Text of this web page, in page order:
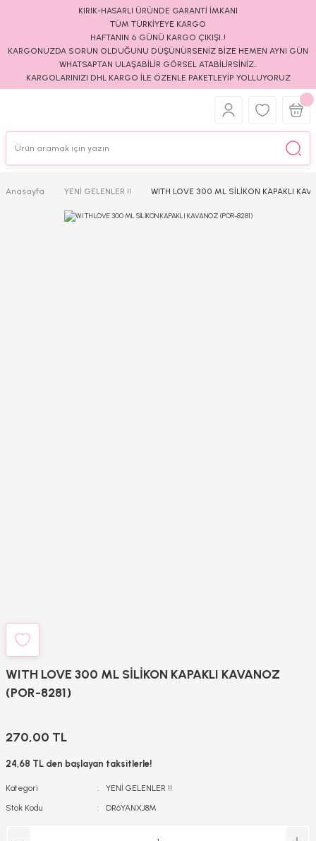
KIRIK-HASARLI ÜRÜNDE GARANTİ İMKANI
TÜM TÜRKİYEYE KARGO
HAFTANIN 6 GÜNÜ KARGO ÇIKIŞI..!
KARGONUZDA SORUN OLDUĞUNU DÜŞÜNÜRSENİZ BİZE HEMEN AYNI GÜN
WHATSAPTAN ULAŞABİLİR GÖRSEL ATABİLİRSİNİZ..
KARGOLARINIZI DHL KARGO İLE ÖZENLE PAKETLEYİP YOLLUYORUZ
Anasayfa YENİ GELENLER !! WITH LOVE 300 ML SİLİKON KAPAKLI
WITH LOVE 300 ML SİLİKON KAPAKLI KAVANOZ
(POR-8281)
270,00 TL
24,68 TL den başlayan taksitlerle!
Kategori
YENİ GELENLER !!
Stok Kodu
DR6YANXJ8M